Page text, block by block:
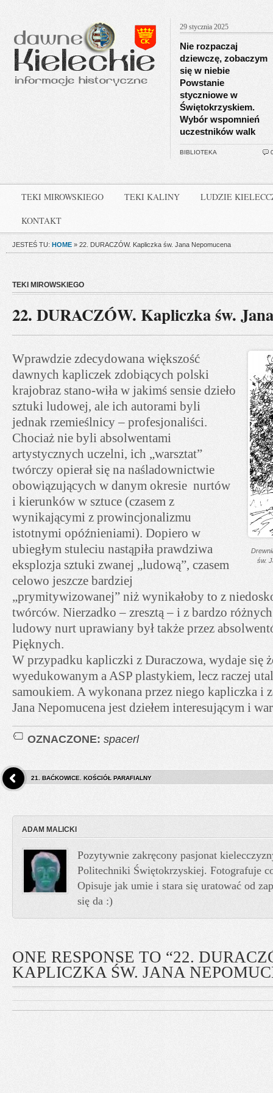
29 stycznia 2025
Nie rozpaczaj
dziewczę, zobaczym
się w niebie
Powstanie
styczniowe w
Świętokrzyskiem.
Wybór wspomnień
uczestników walk
BIBLIOTEKA
TEKI MIROWSKIEGO TEKI KALINY LUDZIE
KONTAKT
JESTEŚ TU: HOME » 22. DURACZÓW. Kapliczka św. Jana Nepomucena
TEKI MIROWSKIEGO
22. DURACZÓW. Kapliczka św.
św.
Wprawdzie zdecydowana większość
dawnych kapliczek zdobiących polski
krajobraz stano-wiła w jakimś sensie dzieło
sztuki ludowej, ale ich autorami byli
jednak rzemieślnicy – profesjonaliści.
Chociaż nie byli absolwentami
artystycznych uczelni, ich „warsztat”
twórczy opierał się na naśladownictwie
obowiązujących w danym okresie nurtów
i kierunków w sztuce (czasem z
wynikającymi z prowincjonalizmu
istotnymi opóźnieniami). Dopiero w
ubiegłym stuleciu nastąpiła prawdziwa
eksplozja sztuki zwanej „ludową”, czasem
celowo jeszcze bardziej
„prymitywizowanej” niż wynikałoby to z
twórców. Nierzadko – zresztą – i z bardzo
ludowy nurt uprawiany był także przez
Pięknych.
W przypadku kapliczki z Duraczowa, wydaje się
wyedukowanym a ASP plastykiem, lecz raczej
samoukiem. A wykonana przez niego kapliczka i
Jana Nepomucena jest dziełem interesującym i
OZNACZONE: spacerl
21. BAĆKOWICE. KOŚCIÓŁ PARAFIALNY
ADAM MALICKI
Pozytywnie zakręcony pasjonat
Politechniki Świętokrzyskiej. Fotografuje
Opisuje jak umie i stara się uratować od
się da :)
ONE RESPONSE TO “22.
KAPLICZKA ŚW. JANA